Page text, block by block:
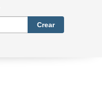
Crear